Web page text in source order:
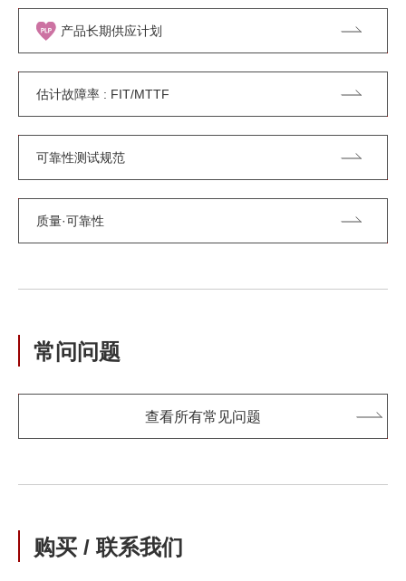
产品长期供应计划
估计故障率 : FIT/MTTF
可靠性测试规范
质量·可靠性
常问问题
查看所有常见问题
购买 / 联系我们